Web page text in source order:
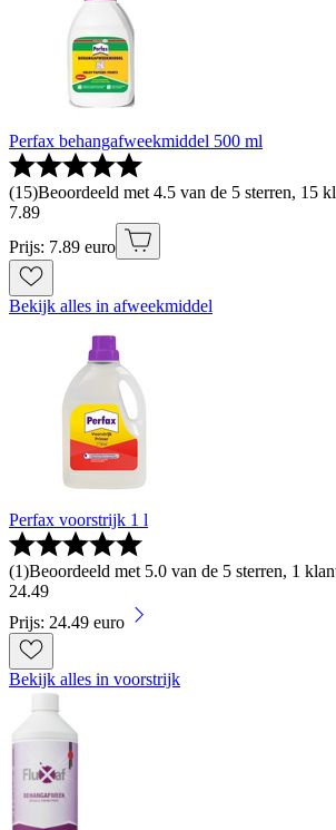
Perfax behangafweekmiddel 500 ml
(15)Beoordeeld met 4.5 van de 5 sterren, 15
7.89
Prijs: 7.89 euro
Bekijk alles in afweekmiddel
Perfax voorstrijk 1 l
(1)Beoordeeld met 5.0 van de 5 sterren, 1
24.49
Prijs: 24.49 euro
Bekijk alles in voorstrijk